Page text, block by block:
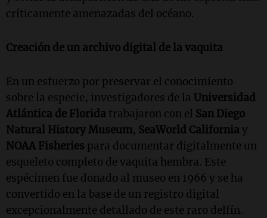
críticamente amenazadas del océano.
Creación de un archivo digital de la vaquita
En un esfuerzo por preservar el conocimiento
sobre la especie, investigadores de la Universidad
Atlántica de Florida trabajaron con el San Diego
Natural History Museum, SeaWorld California y
NOAA Fisheries para documentar digitalmente un
esqueleto completo de vaquita hembra. Este
espécimen fue donado al museo en 1966 y se ha
convertido en la base de un registro digital
excepcionalmente detallado de este raro delfín.